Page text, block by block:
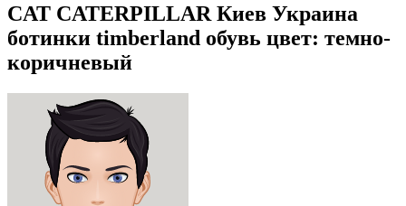
CAT CATERPILLAR Киев Украина
ботинки timberland обувь цвет: темно-
коричневый